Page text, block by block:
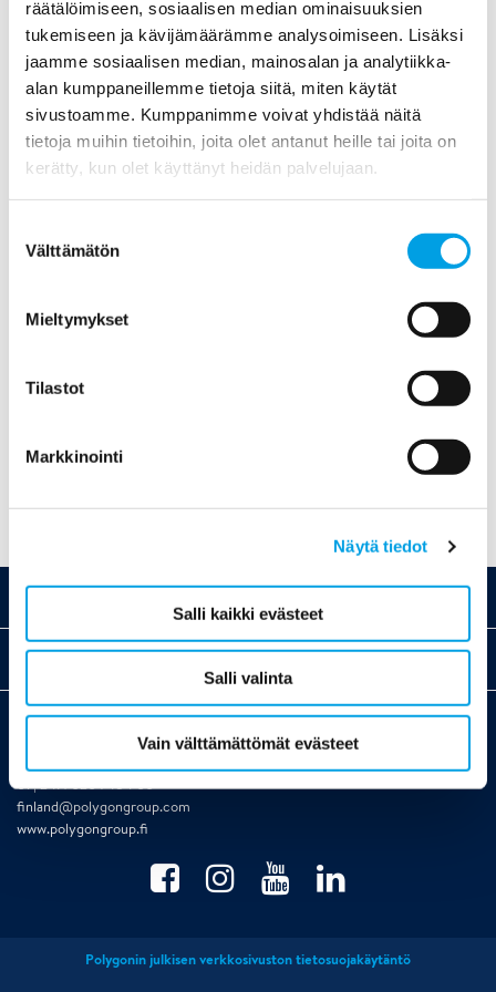
räätälöimiseen, sosiaalisen median ominaisuuksien
tukemiseen ja kävijämäärämme analysoimiseen. Lisäksi
jaamme sosiaalisen median, mainosalan ja analytiikka-
alan kumppaneillemme tietoja siitä, miten käytät
sivustoamme. Kumppanimme voivat yhdistää näitä
tietoja muihin tietoihin, joita olet antanut heille tai joita on
kerätty, kun olet käyttänyt heidän palvelujaan.
valinta
Välttämätön
Mieltymykset
Tilastot
Markkinointi
Näytä tiedot
Salli kaikki evästeet
Salli valinta
Vain välttämättömät evästeet
multisensoreilla mitataan ilmasta lämpötilaa, kosteutta,
kastepistettä, absoluuttista kosteutta, hiilidioksidia,
partikkeleita ja TVOC-arvoja.
Ota yhteyttä!
020 7484 01
Tuoreimmat uutiset
Palvelut
Yrityksemme
Yhteystiedot
01 | 24H 020 7484 00
finland@polygongroup.com
www.polygongroup.fi
Polygonin julkisen verkkosivuston tietosuojakäytäntö